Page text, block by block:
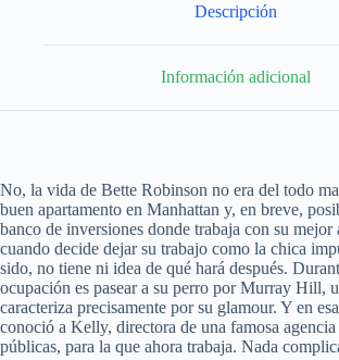
Descripción
Información adicional
No, la vida de Bette Robinson no era del todo
buen apartamento en Manhattan y, en breve,
banco de inversiones donde trabaja con su mejor
cuando decide dejar su trabajo como la chica
sido, no tiene ni idea de qué hará después.
ocupación es pasear a su perro por Murray Hill,
caracteriza precisamente por su glamour. Y en
conoció a Kelly, directora de una famosa agencia
públicas, para la que ahora trabaja. Nada